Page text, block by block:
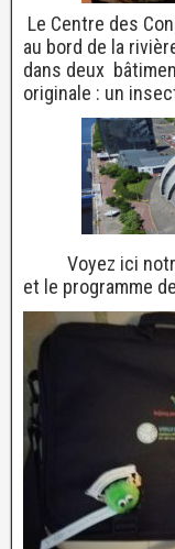
Le Centre des
au bord de la
dans deux
originale : un
Voyez ici notre
et le programme